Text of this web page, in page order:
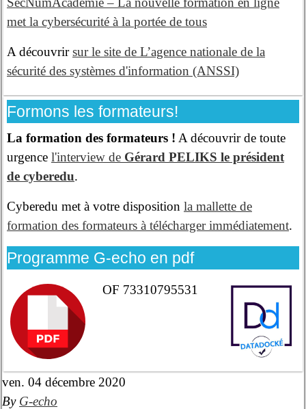
met la cybersécurité à la portée de tous
A découvrirsur le site de L’agence nationale de la
sécurité des systèmes d'information (ANSSI)
Formons les formateurs!
La formation des formateurs ! A découvrir de toute
urgence l'interview de Gérard PELIKS le président
de cyberedu.
Cyberedu met à votre disposition la mallette de
formation des formateurs à télécharger immédiatement.
Programme G-echo en pdf
OF 73310795531
ven. 04 décembre 2020
By G-echo